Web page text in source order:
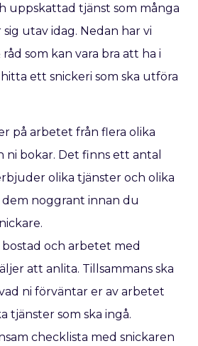
uppskattad tjänst som många
utav idag. Nedan har vi
som kan vara bra att ha i
ett snickeri som ska utföra
på arbetet från flera olika
ni bokar. Det finns ett antal
olika tjänster och olika
dem noggrant innan du
och arbetet med
att anlita. Tillsammans ska
ni förväntar er av arbetet
tjänster som ska ingå.
checklista med snickaren